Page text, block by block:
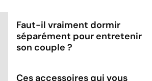
Faut-il vraiment dormir
séparément pour entretenir
son couple ?
Ces accessoires qui vous